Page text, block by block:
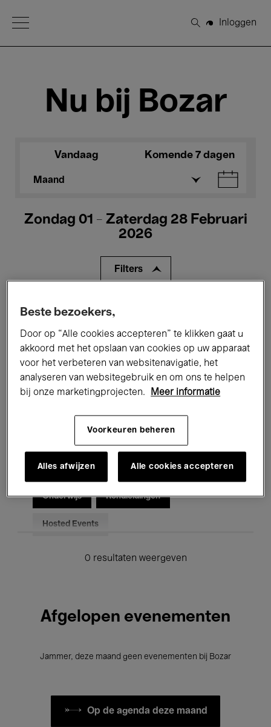
Open Menu
Zoeken
Inloggen
Nu bij Bozar
Vandaag Komende 7 dagen
Maand
Zondag 01 - Zaterdag 28 Februari
2026
Filters
Alle evenementen
Tentoonstellingen Films
Performances Lezingen & Debatten
Jazz Klassieke Muziek Global Music
Voor iedereen Kids’ Palace
Onderwijs Rondleidingen
Hosted Events
0 resultaten weergeven
Afgelopen evenementen
Jammer, deze maand geen evenementen bij Bozar
Op de agenda deze maand
Beste bezoekers,
Door op “Alle cookies accepteren” te klikken gaat u
akkoord met het opslaan van cookies op uw apparaat
voor het verbeteren van websitenavigatie, het
analyseren van websitegebruik en om ons te helpen
bij onze marketingprojecten.
Meer informatie
Voorkeuren beheren
Alles afwijzen Alle cookies accepteren